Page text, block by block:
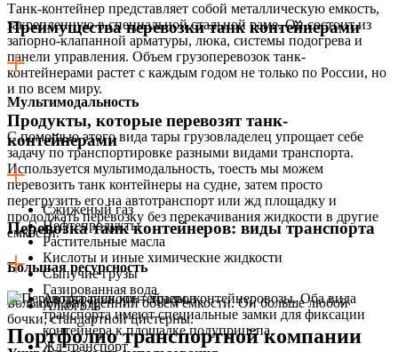
Танк-контейнер представляет собой металлическую емкость,
закрепленную в специальной стальной раме. Он состоит из
запорно-клапанной арматуры, люка, системы подогрева и
панели управления. Объем грузоперевозок танк-
контейнерами растет с каждым годом не только по России, но
и по всем миру.
Преимущества перевозки танк контейнерами
Мультимодальность
C помощью этого вида тары грузовладелец упрощает себе
задачу по транспортировке разными видами транспорта.
Используется мультимодальность, тоесть мы можем
перевозить танк контейнеры на судне, затем просто
перегрузить его на автотранспорт или жд площадку и
продолжать перевозку без перекачивания жидкости в другие
емкости.
Большая ресурсность
Большой внутренний объем емкости. Он больше любой
бочки, стандартной цистерны.
Продукты, которые перевозят танк-
контейнерами
Сжиженый газ
Нефтепродукты
Растительные масла
Кислоты и иные химические жидкости
Сыпучие грузы
Газированная вода
Алкоголь
Перевозка танк контейнеров: виды транспорта
Автотранспорт – тралы, контейнеровозы. Оба вида
транспорта имеют специальные замки для фиксации
контейнера к площадке полуприцепа.
Жд транспорт
Портфолио транспортной компании